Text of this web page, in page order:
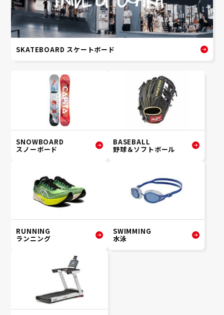
SKATEBOARD スケートボード
SNOWBOARD
スノーボード
BASEBALL
野球＆ソフトボール
RUNNING
ランニング
SWIMMING
水泳